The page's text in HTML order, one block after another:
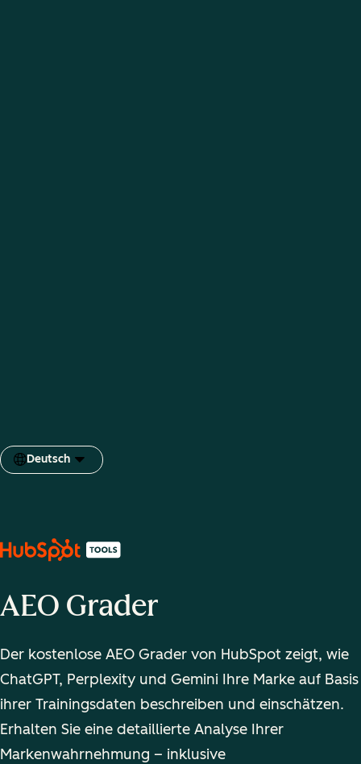
Deutsch
Sprache auswählen
AEO Grader
Der kostenlose AEO Grader von HubSpot zeigt, wie
ChatGPT, Perplexity und Gemini Ihre Marke auf Basis
ihrer Trainingsdaten beschreiben und einschätzen.
Erhalten Sie eine detaillierte Analyse Ihrer
Markenwahrnehmung – inklusive